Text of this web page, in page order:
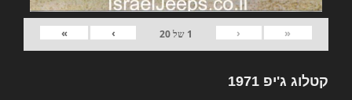
«
‹
1 של20
›
»
קטלוג ג'יפ 1971